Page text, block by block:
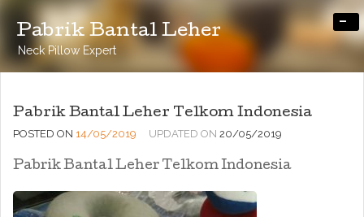
Pabrik Bantal Leher
Neck Pillow Expert
-
Pabrik Bantal Leher Telkom Indonesia
POSTED ON 14/05/2019 UPDATED ON 20/05/2019
Pabrik Bantal Leher Telkom Indonesia